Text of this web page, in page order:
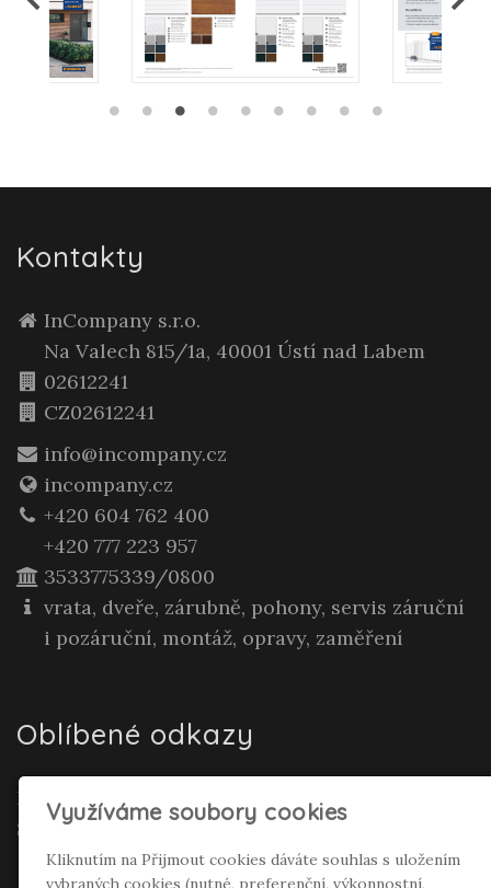
Kontakty
InCompany s.r.o.
Na Valech 815/1a, 40001 Ústí nad Labem
02612241
CZ02612241
info@incompany.cz
incompany.cz
+420 604 762 400
+420 777 223 957
3533775339/0800
vrata, dveře, zárubně, pohony, servis záruční
i pozáruční, montáž, opravy, zaměření
Oblíbené odkazy
Realitní makléř Gepard Renata Polívková
Seifertová
Využíváme soubory cookies
Kliknutím na Přijmout cookies dáváte souhlas s uložením
vybraných cookies (nutné, preferenční, výkonnostní,